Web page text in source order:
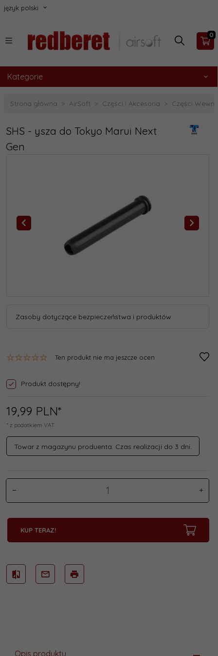
język polski
0
Kategorie
Strona główna AirSoft Części i Akcesoria Części
SHS - ysza do Tokyo Marui Next
Gen
Zasoby dotyczące bezpieczeństwa i produktów
Ten produkt nie ma jeszcze ocen
Produkt dostępny!
19,99 PLN*
* z podatkiem VAT
Towar z magazynu produenta. Czas realizacji do 3 dni.
KUP TERAZ!
Opis produktu